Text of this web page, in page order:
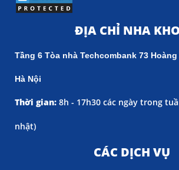
ĐỊA CHỈ NHA
Tầng 6 Tòa nhà Techcombank 73
Hà Nội
Thời gian: 8h - 17h30 các ngày trong
nhật)
CÁC DỊCH VỤ